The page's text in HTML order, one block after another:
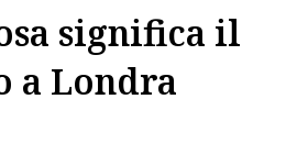
significa il
a Londra